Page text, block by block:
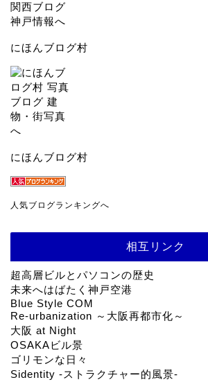
にほんブログ村
にほんブログ村
人気ブログランキングへ
相互リンク
超高層ビルとパソコンの歴史
未来へはばたく神戸空港
Blue Style COM
Re-urbanization ～大阪再都市化～
大阪 at Night
OSAKAビル景
ゴリモンな日々
Sidentity -ストラクチャー的風景-